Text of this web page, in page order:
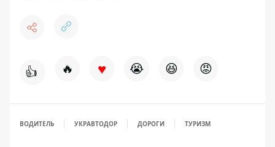
👍 🔥 ♥ 😭 😆 😡
ВОДИТЕЛЬ УКРАВТОДОР ДОРОГИ ТУРИЗМ